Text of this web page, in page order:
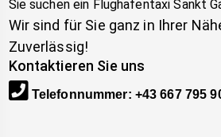
Sie suchen ein Flughafentaxi Sankt
Wir sind für Sie ganz in Ihrer
Zuverlässig!
Kontaktieren Sie uns
Telefonnummer: +43 667 795